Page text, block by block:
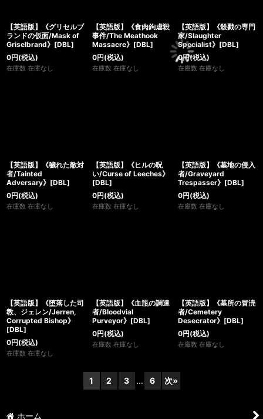
【英語版】《グリセルブ
ランドの仮面/Mask of
Griselbrand》[DBL]
0円(税込)
在庫数 在庫なし
【英語版】《食肉鉤虐殺
事件/The Meathook
Massacre》[DBL]
0円(税込)
在庫数 在庫なし
【英語版】《殺戮の専門
家/Slaughter
Specialist》[DBL]
0円(税込)
在庫数 在庫なし
【英語版】《穢れた敵対
者/Tainted
Adversary》[DBL]
0円(税込)
在庫数 在庫なし
【英語版】《ヒルの呪
い/Curse of Leeches》
[DBL]
0円(税込)
在庫数 在庫なし
【英語版】《墓地の侵入
者/Graveyard
Trespasser》[DBL]
0円(税込)
在庫数 在庫なし
【英語版】《堕落した司
教、ジェレン/Jerren,
Corrupted Bishop》
[DBL]
0円(税込)
在庫数 在庫なし
【英語版】《血瓶の調達
者/Bloodvial
Purveyor》[DBL]
0円(税込)
在庫数 在庫なし
【英語版】《墓所の冒涜
者/Cemetery
Desecrator》[DBL]
0円(税込)
在庫数 在庫なし
1 2 3 ... 6 次»
ホーム